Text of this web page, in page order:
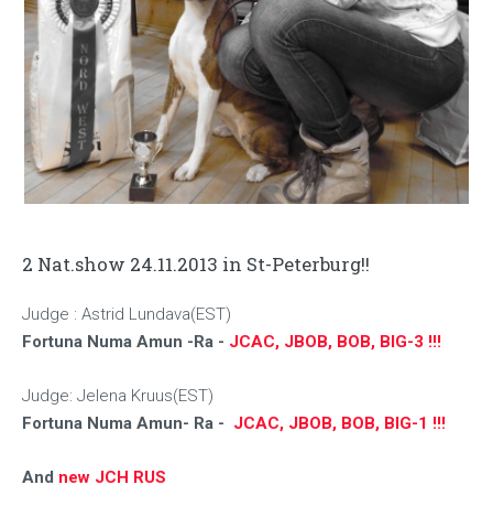
2 Nat.show 24.11.2013 in St-Peterburg!!
Judge : Astrid Lundava(EST)
Fortuna Numa Amun -Ra - JCAC, JBOB, BOB, BIG-3 !!!
Judge: Jelena Kruus(EST)
Fortuna Numa Amun- Ra - JCAC, JBOB, BOB, BIG-1 !!!
And new JCH RUS